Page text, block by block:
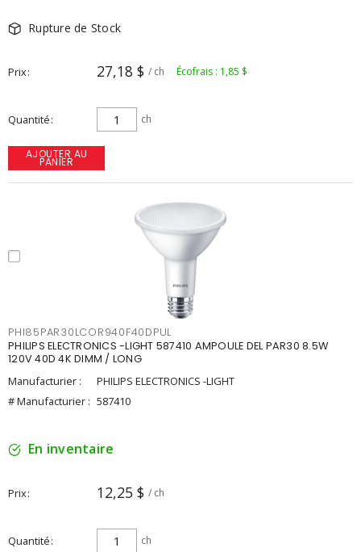
Rupture de Stock
Prix 27,18 $ / ch Écofrais : 1,85 $
Quantité ch
AJOUTER AU
PANIER
PHI85PAR30LCOR940F40DPUL
PHILIPS ELECTRONICS -LIGHT 587410 AMPOULE DEL PAR30 8.5W
120V 40D 4K DIMM / LONG
Manufacturier :
PHILIPS ELECTRONICS -LIGHT
# Manufacturier : 587410
En inventaire
Prix 12,25 $ / ch
Quantité ch